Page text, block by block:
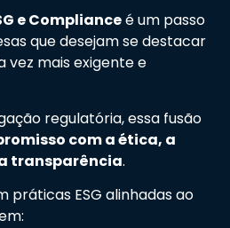
e Complianceé um passo
que desejam se destacar
vez mais exigente e
regulatória, essa fusão
com a ética, a
transparência.
práticas ESG alinhadas ao